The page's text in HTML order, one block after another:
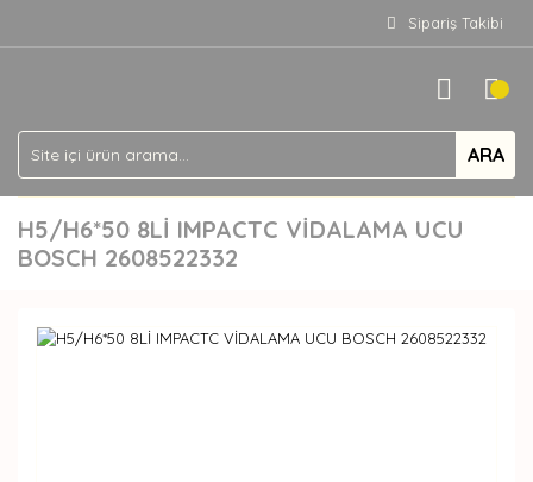
Sipariş Takibi
ARA
H5/H6*50 8Lİ IMPACTC VİDALAMA UCU
BOSCH 2608522332